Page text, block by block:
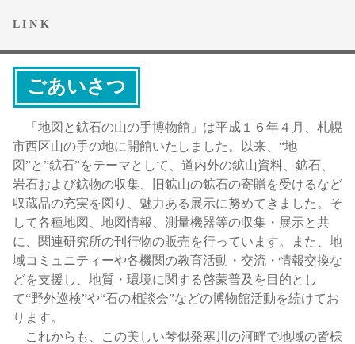
L I N K
ごあいさつ
「地図と鉱石の山の手博物館」は平成１６年４月、札幌
市西区山の手の地に開館いたしました。以来、“地
図”と”鉱石”をテーマとして、道内外の鉱山資料、鉱石、
岩石および鉱物の収集、旧鉱山の鉱石の寄贈を受けるなど
収蔵品の充実を図り、魅力ある展示に努めてきました。そ
して各種地図、地図情報、測量機器等の収集・展示と共
に、関連研究所の刊行物の販売を行っています。また、地
域コミュニティーや各機関の教育活動・交流・情報交換な
どを支援し、地質・環境に関する啓蒙普及を目的とし
て“野外巡検”や“石の相談会”などの博物館活動を続けてお
ります。
これからも、この美しい琴似発寒川の河畔で地域の皆様